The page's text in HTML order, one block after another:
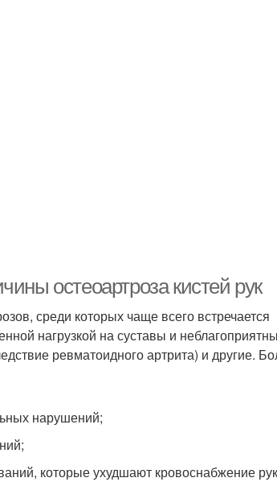
остеоартроза кистей рук
среди которых чаще всего встречается
нагрузкой на суставы и
ревматоидного артрита) и другие.
нарушений;
которые ухудшают кровоснабжение